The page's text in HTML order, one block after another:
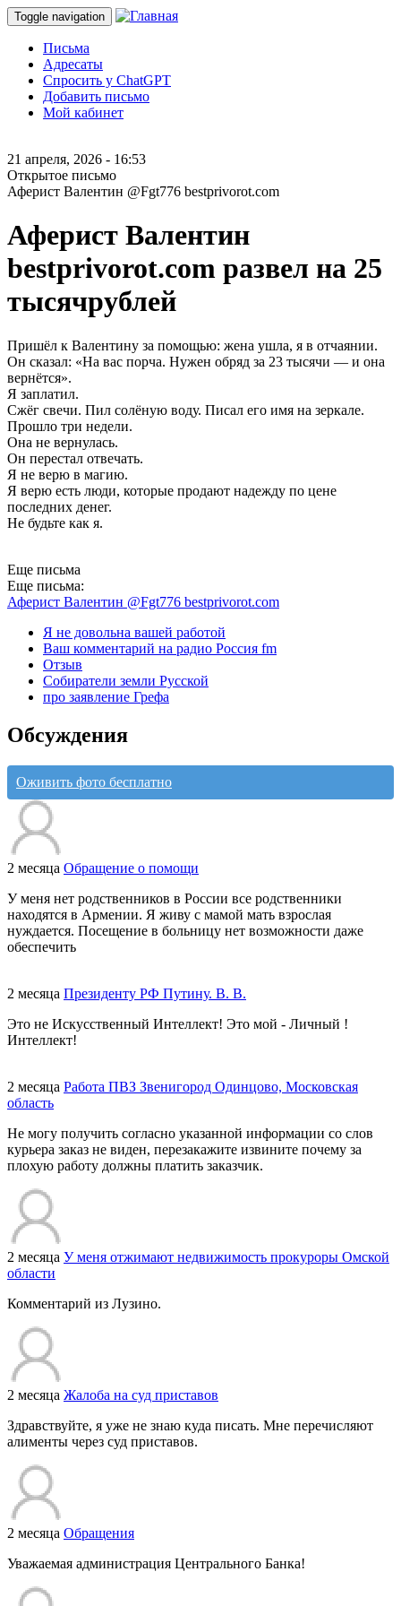
Toggle navigation
Письма
Адресаты
Спросить у ChatGPT
Добавить письмо
Мой кабинет
21 апреля, 2026 - 16:53
Открытое письмо
Аферист Валентин @Fgt776 bestprivorot.com
Аферист Валентин
bestprivorot.com развел на 25
тысячрублей
Пришёл к Валентину за помощью: жена ушла, я в отчаянии.
Он сказал: «На вас порча. Нужен обряд за 23 тысячи — и она
вернётся».
Я заплатил.
Сжёг свечи. Пил солёную воду. Писал его имя на зеркале.
Прошло три недели.
Она не вернулась.
Он перестал отвечать.
Я не верю в магию.
Я верю есть люди, которые продают надежду по цене
последних денег.
Не будьте как я.
Еще письма
Еще письма:
Аферист Валентин @Fgt776 bestprivorot.com
Я не довольна вашей работой
Ваш комментарий на радио Россия fm
Отзыв
Собиратели земли Русской
про заявление Грефа
Обсуждения
Оживить фото бесплатно
2 месяца Обращение о помощи
У меня нет родственников в России все родственники
находятся в Армении. Я живу с мамой мать взрослая
нуждается. Посещение в больницу нет возможности даже
обеспечить
2 месяца Президенту РФ Путину. В. В.
Это не Искусственный Интеллект! Это мой - Личный !
Интеллект!
2 месяца Работа ПВЗ Звенигород Одинцово, Московская
область
Не могу получить согласно указанной информации со слов
курьера заказ не виден, перезакажите извините почему за
плохую работу должны платить заказчик.
2 месяца У меня отжимают недвижимость прокуроры Омской
области
Комментарий из Лузино.
2 месяца Жалоба на суд приставов
Здравствуйте, я уже не знаю куда писать. Мне перечисляют
алименты через суд приставов.
2 месяца Обращения
Уважаемая администрация Центрального Банка!